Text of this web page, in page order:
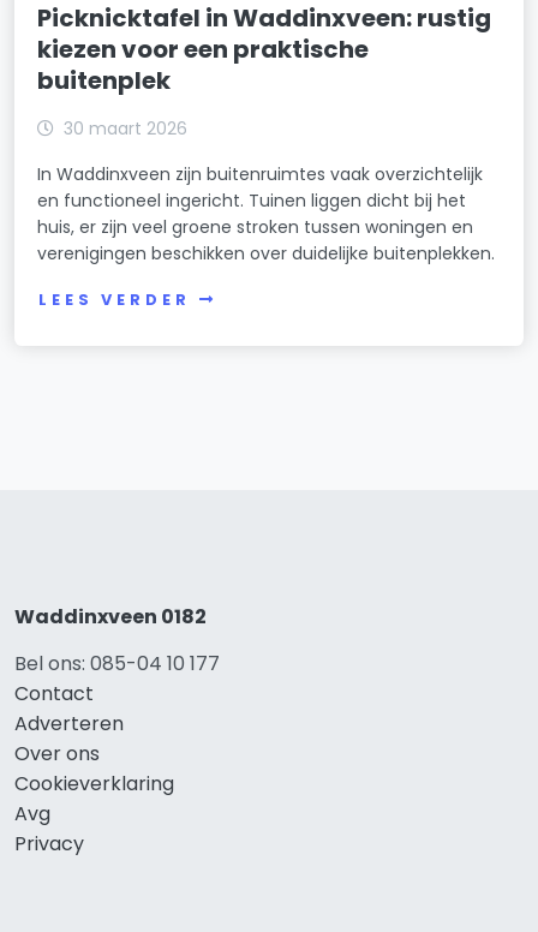
Picknicktafel in Waddinxveen: rustig
kiezen voor een praktische
buitenplek
30 maart 2026
In Waddinxveen zijn buitenruimtes vaak overzichtelijk
en functioneel ingericht. Tuinen liggen dicht bij het
huis, er zijn veel groene stroken tussen woningen en
verenigingen beschikken over duidelijke buitenplekken.
LEES VERDER
Waddinxveen 0182
Bel ons: 085-04 10 177
Contact
Adverteren
Over ons
Cookieverklaring
Avg
Privacy